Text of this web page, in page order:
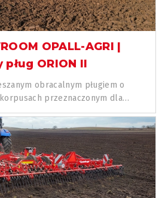
OPALL-AGRI |
ORION II
obracalnym pługiem o
przeznaczonym dla